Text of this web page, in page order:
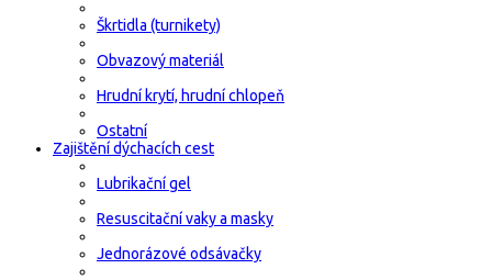
Škrtidla (turnikety)
Obvazový materiál
Hrudní krytí, hrudní chlopeň
Ostatní
Zajištění dýchacích cest
Lubrikační gel
Resuscitační vaky a masky
Jednorázové odsávačky